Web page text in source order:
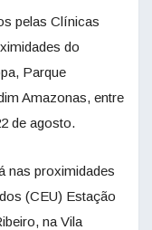
pelas Clínicas
do
Parque
Amazonas, entre
de agosto.
nas proximidades
(CEU) Estação
na Vila